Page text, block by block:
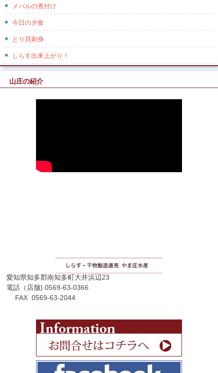
メバルの煮付け
今日の夕食
とり貝刺身
しらす出来上がり！
山庄の紹介
愛知県知多郡南知多町大井浜辺23
電話（店舗) 0569-63-0366
FAX 0569-63-2044